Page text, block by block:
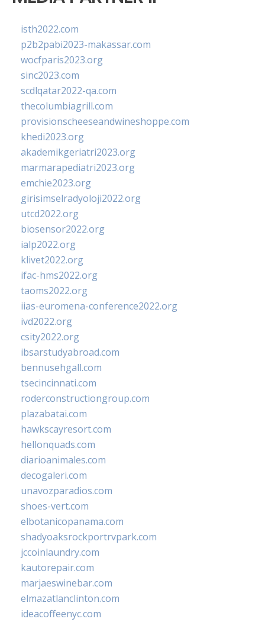
isth2022.com
p2b2pabi2023-makassar.com
wocfparis2023.org
sinc2023.com
scdlqatar2022-qa.com
thecolumbiagrill.com
provisionscheeseandwineshoppe.com
khedi2023.org
akademikgeriatri2023.org
marmarapediatri2023.org
emchie2023.org
girisimselradyoloji2022.org
utcd2022.org
biosensor2022.org
ialp2022.org
klivet2022.org
ifac-hms2022.org
taoms2022.org
iias-euromena-conference2022.org
ivd2022.org
csity2022.org
ibsarstudyabroad.com
bennusehgall.com
tsecincinnati.com
roderconstructiongroup.com
plazabatai.com
hawkscayresort.com
hellonquads.com
diarioanimales.com
decogaleri.com
unavozparadios.com
shoes-vert.com
elbotanicopanama.com
shadyoaksrockportrvpark.com
jccoinlaundry.com
kautorepair.com
marjaeswinebar.com
elmazatlanclinton.com
ideacoffeenyc.com